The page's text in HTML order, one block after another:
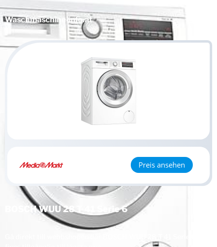
Waschmaschine-info.at
BOSCH WUU 28 T 41 Serie 6
Preis ansehen